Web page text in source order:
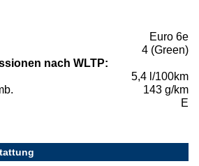
Euro 6e
4 (Green)
nach WLTP:
5,4 l/100km
143 g/km
E